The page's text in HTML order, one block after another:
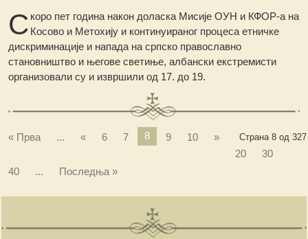
С коро пет година након доласка Мисије ОУН и КФОР-а на
Косово и Метохију и континуираног процеса етничке
дискриминације и напада на српско православно
становништво и његове светиње, албански екстремисти
организовали су и извршили од 17. до 19.
Страна 8 од 327
« Прва ... « 6 7 8 9 10
»
20
30
40
... Последња »